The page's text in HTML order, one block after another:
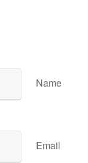
Name
Email